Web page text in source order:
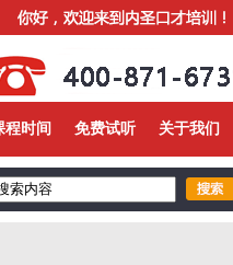
程时间 免费试听 关于我们